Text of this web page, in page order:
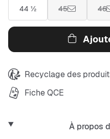
44 ½ 45 46
Recyclage des
Fiche QCE
À propos